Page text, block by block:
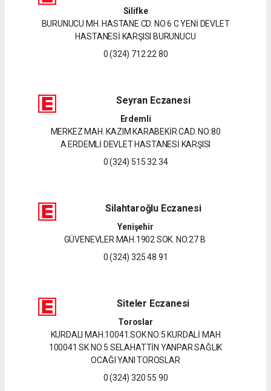
Silifke
BURUNUCU MH. HASTANE CD. NO:6 C YENİ DEVLET
HASTANESİ KARŞISI BURUNUCU
0 (324) 712 22 80
Seyran Eczanesi
Erdemli
MERKEZ MAH. KAZIM KARABEKİR CAD. NO:80
A ERDEMLİ DEVLET HASTANESİ KARŞISI
0 (324) 515 32 34
Silahtaroğlu Eczanesi
Yenişehir
GÜVENEVLER MAH.1902 SOK. NO:27 B
0 (324) 325 48 91
Siteler Eczanesi
Toroslar
KURDALI MAH.10041.SOK NO:5 KURDALİ MAH
100041 SK NO 5 SELAHATTİN YANPAR SAĞLIK
OCAĞI YANI TOROSLAR
0 (324) 320 55 90